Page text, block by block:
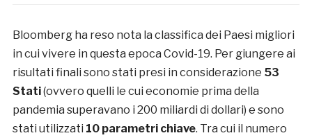
Bloomberg ha reso nota la classifica dei Paesi migliori
in cui vivere in questa epoca Covid-19. Per giungere ai
risultati finali sono stati presi in considerazione 53
Stati(ovvero quelli le cui economie prima della
pandemia superavano i 200 miliardi di dollari) e sono
stati utilizzati 10 parametri chiave. Tra cui il numero